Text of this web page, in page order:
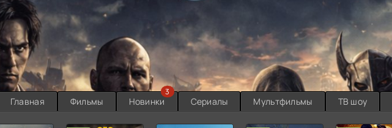
Главная Фильмы Новинки
3
Сериалы Мультфильмы ТВ шоу